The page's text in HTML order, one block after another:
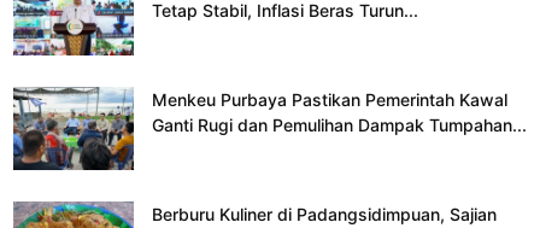
Tetap Stabil, Inflasi Beras Turun...
Menkeu Purbaya Pastikan Pemerintah Kawal
Ganti Rugi dan Pemulihan Dampak Tumpahan...
Berburu Kuliner di Padangsidimpuan, Sajian